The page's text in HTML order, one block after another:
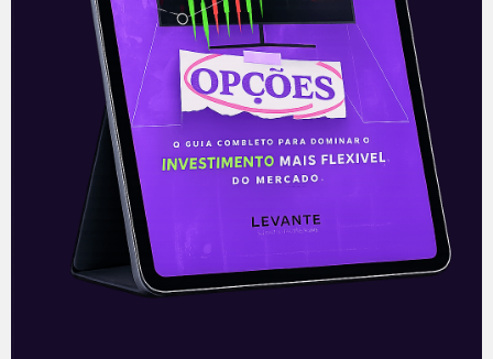
Análise dos resultados do 1T21
dos grandes bancos | Domingo